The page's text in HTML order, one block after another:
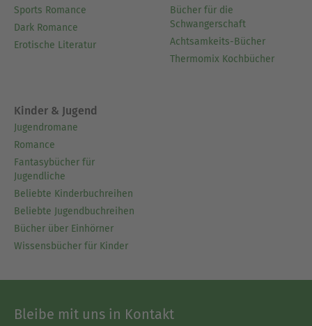
Sports Romance
Dark Romance
Erotische Literatur
Bücher für die
Schwangerschaft
Achtsamkeits-Bücher
Thermomix Kochbücher
Kinder & Jugend
Jugendromane
Romance
Fantasybücher für
Jugendliche
Beliebte Kinderbuchreihen
Beliebte Jugendbuchreihen
Bücher über Einhörner
Wissensbücher für Kinder
Bleibe mit uns in Kontakt